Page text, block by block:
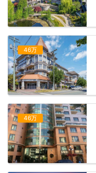
46万
46万